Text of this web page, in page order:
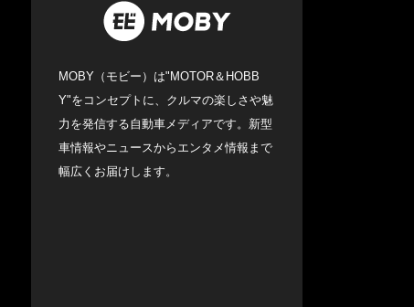
MOBY（モビー）は"MOTOR＆HOBB
Y"をコンセプトに、クルマの楽しさや魅
力を発信する自動車メディアです。新型
車情報やニュースからエンタメ情報まで
幅広くお届けします。